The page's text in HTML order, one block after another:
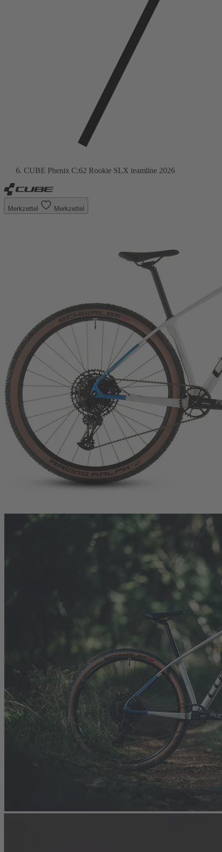
CUBE Phenix C:62 Rookie SLX teamline 2026
Merkzettel Merkzettel